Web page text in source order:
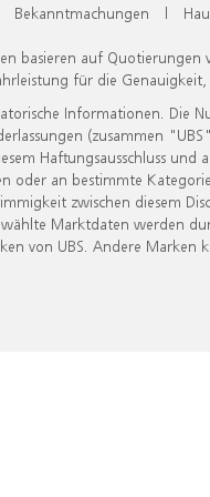
Bekanntmachungen |
basieren auf
für die
Informationen. Die
(zusammen
Haftungsausschluss
oder an bestimmte
zwischen diesem
Marktdaten werden
von UBS. Andere Marken